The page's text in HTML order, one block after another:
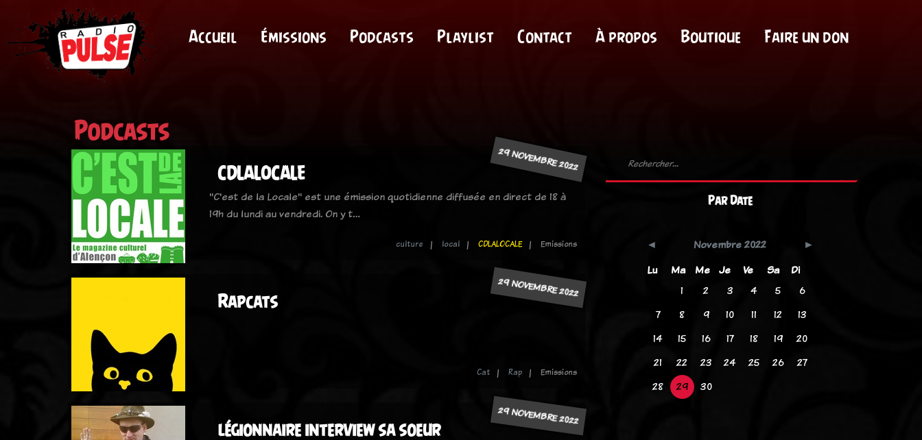
Accueil Émissions Podcasts Playlist Contact À propos Boutique Faire un don
Podcasts
29 NOVEMBRE 2022
CDLALOCALE
"C'est de la Locale" est une émission quotidienne diffusée en direct de 18 à
19h du lundi au vendredi. On y t…
culture local CDLALOCALE Emissions
29 NOVEMBRE 2022
Rapcats
Cat Rap Emissions
29 NOVEMBRE 2022
légionnaire interview sa soeur
Par Date
Novembre 2022
Lu
Ma Me Je Ve Sa
Di
1
2 3 4 5
6
7
8 9 10 11 12
13
14
15 16 17 18 19
20
21
22 23 24 25 26
27
28
29 30